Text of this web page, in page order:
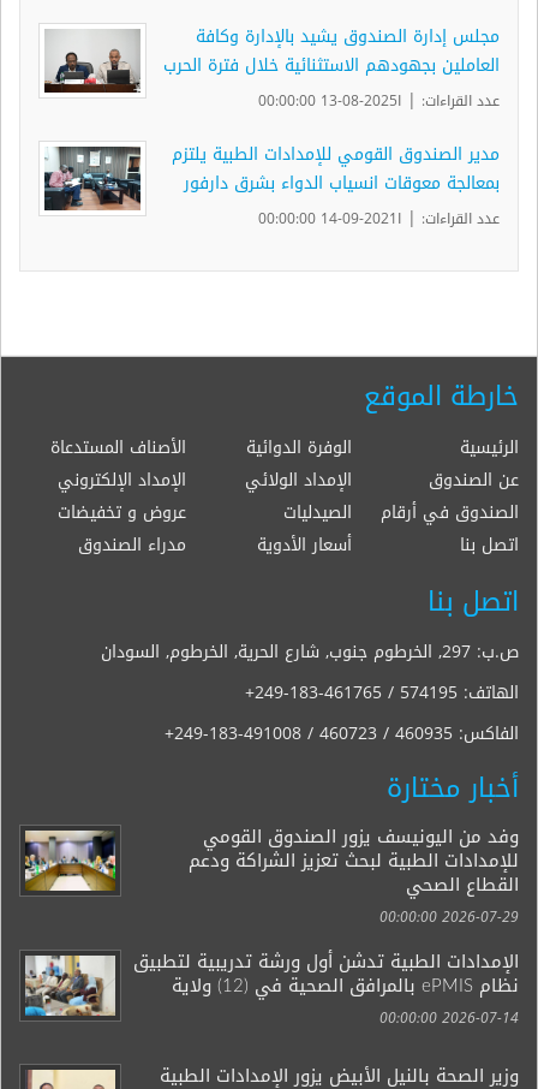
مجلس إدارة الصندوق يشيد بالإدارة وكافة
العاملين بجهودهم الاستثنائية خلال فترة الحرب
عدد القراءات: | ا2025-08-13 00:00:00
مدير الصندوق القومي للإمدادات الطبية يلتزم
بمعالجة معوقات انسياب الدواء بشرق دارفور
عدد القراءات: | ا2021-09-14 00:00:00
خارطة الموقع
الرئيسية الوفرة الدوائية
الأصناف المستدعاة
عن الصندوق
الإمداد الولائي
الإمداد الإلكتروني
الصندوق في أرقام
الصيدليات
عروض و تخفيضات
اتصل بنا
أسعار الأدوية مدراء الصندوق
اتصل بنا
ص.ب: 297, الخرطوم جنوب, شارع الحرية, الخرطوم, السودان
الهاتف: +249-183-461765 / 574195
الفاكس: +249-183-491008 / 460723 / 460935
أخبار مختارة
وفد من اليونيسف يزور الصندوق القومي
للإمدادات الطبية لبحث تعزيز الشراكة ودعم
القطاع الصحي
2026-07-29 00:00:00
الإمدادات الطبية تدشن أول ورشة تدريبية لتطبيق
نظام ePMIS بالمرافق الصحية في (12) ولاية
2026-07-14 00:00:00
وزير الصحة بالنيل الأبيض يزور الإمدادات الطبية